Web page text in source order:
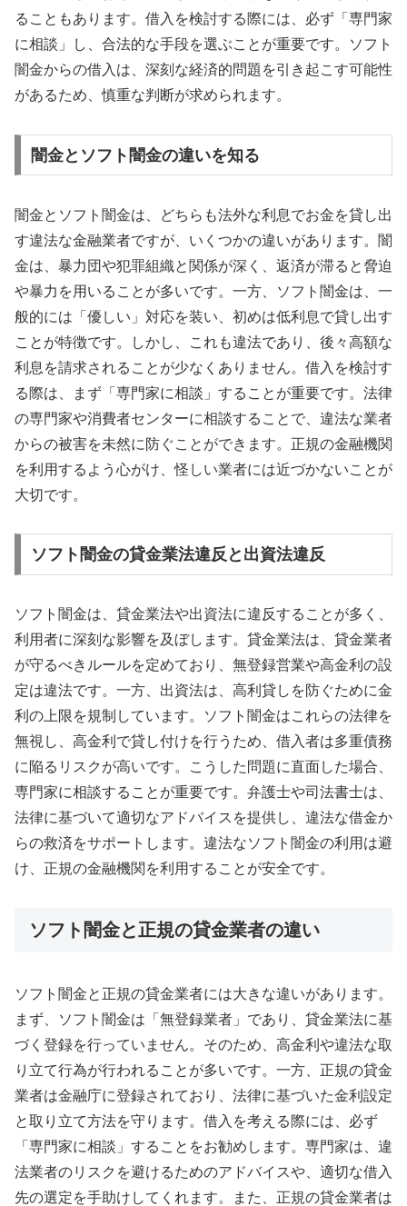
ることもあります。借入を検討する際には、必ず「専門家
に相談」し、合法的な手段を選ぶことが重要です。ソフト
闇金からの借入は、深刻な経済的問題を引き起こす可能性
があるため、慎重な判断が求められます。
闇金とソフト闇金の違いを知る
闇金とソフト闇金は、どちらも法外な利息でお金を貸し出
す違法な金融業者ですが、いくつかの違いがあります。闇
金は、暴力団や犯罪組織と関係が深く、返済が滞ると脅迫
や暴力を用いることが多いです。一方、ソフト闇金は、一
般的には「優しい」対応を装い、初めは低利息で貸し出す
ことが特徴です。しかし、これも違法であり、後々高額な
利息を請求されることが少なくありません。借入を検討す
る際は、まず「専門家に相談」することが重要です。法律
の専門家や消費者センターに相談することで、違法な業者
からの被害を未然に防ぐことができます。正規の金融機関
を利用するよう心がけ、怪しい業者には近づかないことが
大切です。
ソフト闇金の貸金業法違反と出資法違反
ソフト闇金は、貸金業法や出資法に違反することが多く、
利用者に深刻な影響を及ぼします。貸金業法は、貸金業者
が守るべきルールを定めており、無登録営業や高金利の設
定は違法です。一方、出資法は、高利貸しを防ぐために金
利の上限を規制しています。ソフト闇金はこれらの法律を
無視し、高金利で貸し付けを行うため、借入者は多重債務
に陥るリスクが高いです。こうした問題に直面した場合、
専門家に相談することが重要です。弁護士や司法書士は、
法律に基づいて適切なアドバイスを提供し、違法な借金か
らの救済をサポートします。違法なソフト闇金の利用は避
け、正規の金融機関を利用することが安全です。
ソフト闇金と正規の貸金業者の違い
ソフト闇金と正規の貸金業者には大きな違いがあります。
まず、ソフト闇金は「無登録業者」であり、貸金業法に基
づく登録を行っていません。そのため、高金利や違法な取
り立て行為が行われることが多いです。一方、正規の貸金
業者は金融庁に登録されており、法律に基づいた金利設定
と取り立て方法を守ります。借入を考える際には、必ず
「専門家に相談」することをお勧めします。専門家は、違
法業者のリスクを避けるためのアドバイスや、適切な借入
先の選定を手助けしてくれます。また、正規の貸金業者は